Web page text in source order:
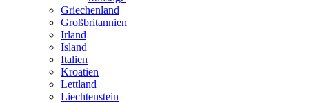
Griechenland
Großbritannien
Irland
Island
Italien
Kroatien
Lettland
Liechtenstein